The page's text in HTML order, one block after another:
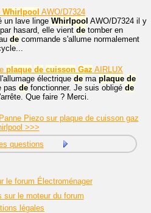
Whirlpool AWO/D7324
un lave linge Whirlpool AWO/D7324 il y
hasard, elle vient de tomber en
de commande s'allume normalement
plaque de cuisson Gaz AIRLUX
électrique de ma plaque de
pas de fonctionner. Je suis obligé de
Que faire ? Merci.
Piezo sur plaque de cuisson gaz
>>>
questions
le forum Électroménager
sur le moteur du forum
légales